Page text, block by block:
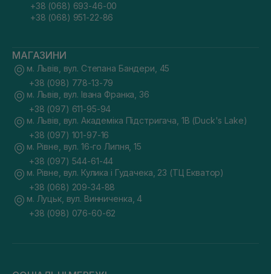
+38 (068) 693-46-00
+38 (068) 951-22-86
МАГАЗИНИ
м. Львів, вул. Степана Бандери, 45
+38 (098) 778-13-79
м. Львів, вул. Івана Франка, 36
+38 (097) 611-95-94
м. Львів, вул. Академіка Підстригача, 1В (Duck's Lake)
+38 (097) 101-97-16
м. Рівне, вул. 16-го Липня, 15
+38 (097) 544-61-44
м. Рівне, вул. Кулика і Гудачека, 23 (ТЦ Екватор)
+38 (068) 209-34-88
м. Луцьк, вул. Винниченка, 4
+38 (098) 076-60-62